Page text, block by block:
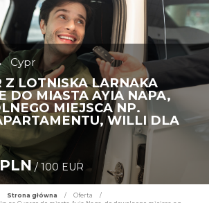
Cypr
Z LOTNISKA LARNAKA
DO MIASTA AYIA NAPA,
MIEJSCA NP.
WILLI DLA
/ 100 EUR
Strona główna / Oferta
/